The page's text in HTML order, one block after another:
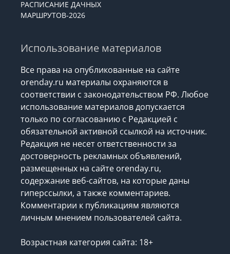
РАСПИСАНИЕ ДАЧНЫХ
МАРШРУТОВ-2026
Использование материалов
Все права на опубликованные на сайте
orenday.ru материалы охраняются в
соответствии с законодательством РФ. Любое
использование материалов допускается
только по согласованию с Редакцией с
обязательной активной ссылкой на источник.
Редакция не несет ответственности за
достоверность рекламных объявлений,
размещенных на сайте orenday.ru,
содержание веб-сайтов, на которые даны
гиперссылки, а также комментариев.
Комментарии к публикациям являются
личным мнением пользователей сайта.
Возрастная категория сайта: 18+